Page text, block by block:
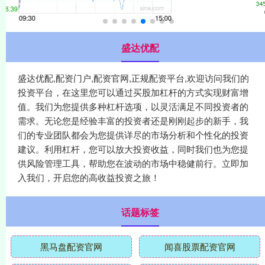
盛达优配
盛达优配,配资门户,配资官网,正规配资平台,欢迎访问我们的
投资平台，在这里您可以通过买股加杠杆的方式实现财富增
值。我们为您提供多种杠杆选项，以灵活满足不同投资者的
需求。无论您是经验丰富的投资者还是刚刚起步的新手，我
们的专业团队都会为您提供详尽的市场分析和个性化的投资
建议。利用杠杆，您可以放大投资收益，同时我们也为您提
供风险管理工具，帮助您在波动的市场中稳健前行。立即加
入我们，开启您的高收益投资之旅！
话题标签
黑马盘配资官网 闻喜股票配资官网